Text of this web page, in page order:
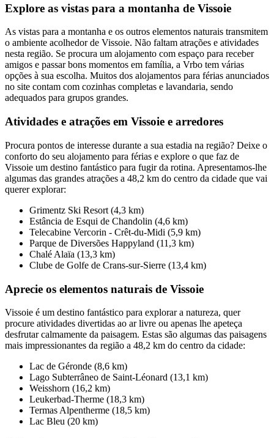
Explore as vistas para a montanha de Vissoie
As vistas para a montanha e os outros elementos naturais transmitem
o ambiente acolhedor de Vissoie. Não faltam atrações e atividades
nesta região. Se procura um alojamento com espaço para receber
amigos e passar bons momentos em família, a Vrbo tem várias
opções à sua escolha. Muitos dos alojamentos para férias anunciados
no site contam com cozinhas completas e lavandaria, sendo
adequados para grupos grandes.
Atividades e atrações em Vissoie e arredores
Procura pontos de interesse durante a sua estadia na região? Deixe o
conforto do seu alojamento para férias e explore o que faz de
Vissoie um destino fantástico para fugir da rotina. Apresentamos-lhe
algumas das grandes atrações a 48,2 km do centro da cidade que vai
querer explorar:
Grimentz Ski Resort (4,3 km)
Estância de Esqui de Chandolin (4,6 km)
Telecabine Vercorin - Crêt-du-Midi (5,9 km)
Parque de Diversões Happyland (11,3 km)
Chalé Alaïa (13,3 km)
Clube de Golfe de Crans-sur-Sierre (13,4 km)
Aprecie os elementos naturais de Vissoie
Vissoie é um destino fantástico para explorar a natureza, quer
procure atividades divertidas ao ar livre ou apenas lhe apeteça
desfrutar calmamente da paisagem. Estas são algumas das paisagens
mais impressionantes da região a 48,2 km do centro da cidade:
Lac de Géronde (8,6 km)
Lago Subterrâneo de Saint-Léonard (13,1 km)
Weisshorn (16,2 km)
Leukerbad-Therme (18,3 km)
Termas Alpentherme (18,5 km)
Lac Bleu (20 km)